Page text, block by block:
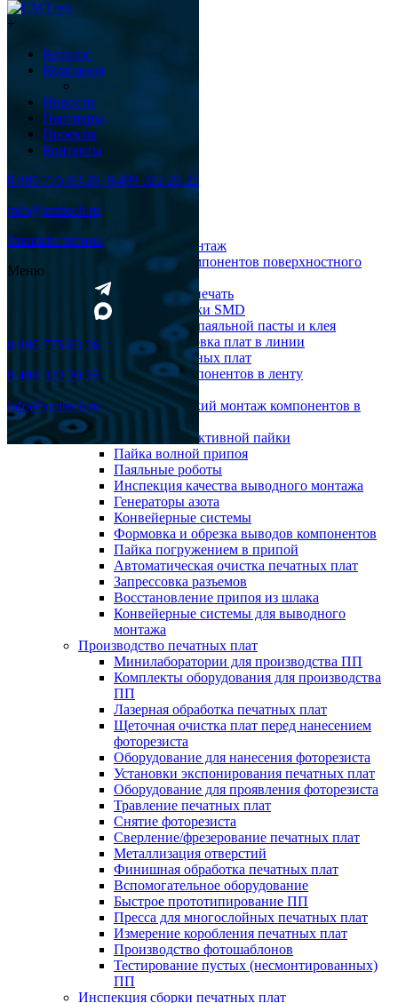
+
Каталог
Компания
Новости
Партнеры
Проекты
Контакты
8 800 775 83 26, 8 499 322 20 25
info@smttech.ru
Заказать звонок
Меню
8 800 775 83 26
8 499 322 20 25
info@smttech.ru
Поверхностный монтаж
Установка компонентов поверхностного
Трафаретная печать
Печи для пайки SMD
Дозирование паяльной пасты и клея
Транспортировка плат в линии
Ремонт печатных плат
Упаковка компонентов в ленту
Выводной монтаж
Автоматический монтаж компонентов в
Системы селективной пайки
Пайка волной припоя
Паяльные роботы
Инспекция качества выводного монтажа
Генераторы азота
Конвейерные системы
Формовка и обрезка выводов компонентов
Пайка погружением в припой
Автоматическая очистка печатных плат
Запрессовка разъемов
Восстановление припоя из шлака
Конвейерные системы для выводного
монтажа
Производство печатных плат
Минилаборатории для производства ПП
Комплекты оборудования для производства
ПП
Лазерная обработка печатных плат
Щеточная очистка плат перед нанесением
фоторезиста
Оборудование для нанесения фоторезиста
Установки экспонирования печатных плат
Оборудование для проявления фоторезиста
Травление печатных плат
Снятие фоторезиста
Сверление/фрезерование печатных плат
Металлизация отверстий
Финишная обработка печатных плат
Вспомогательное оборудование
Быстрое прототипирование ПП
Пресса для многослойных печатных плат
Измерение коробления печатных плат
Производство фотошаблонов
Тестирование пустых (несмонтированных)
ПП
Инспекция сборки печатных плат